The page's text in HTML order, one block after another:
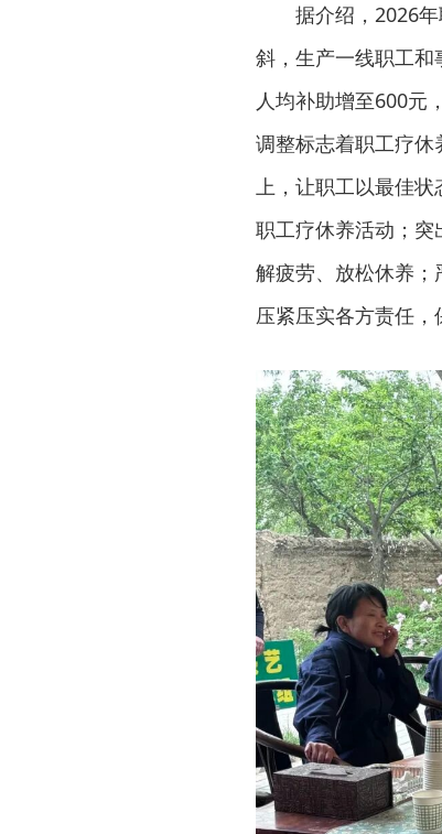
据介绍，2026
斜，生产一线职工和
人均补助增至600元
调整标志着职工疗休
上，让职工以最佳
职工疗休养活动；
解疲劳、放松休养；
压紧压实各方责任，